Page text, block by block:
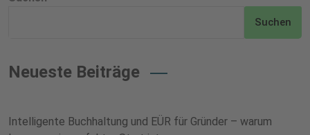
Suchen
Neueste Beiträge
Intelligente Buchhaltung und EÜR für Gründer – warum